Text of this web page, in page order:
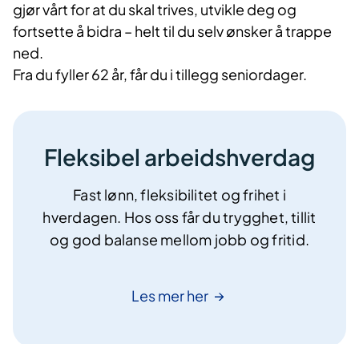
gjør vårt for at du skal trives, utvikle deg og
fortsette å bidra – helt til du selv ønsker å trappe
ned.
Fra du fyller 62 år, får du i tillegg seniordager.
Fleksibel arbeidshverdag
Fast lønn, fleksibilitet og frihet i
hverdagen. Hos oss får du trygghet, tillit
og god balanse mellom jobb og fritid.
Les merher